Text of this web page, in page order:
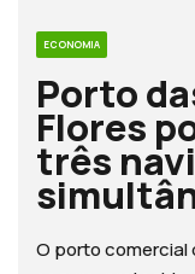
ECONOMIA
Porto
Flores
três
O porto comercial